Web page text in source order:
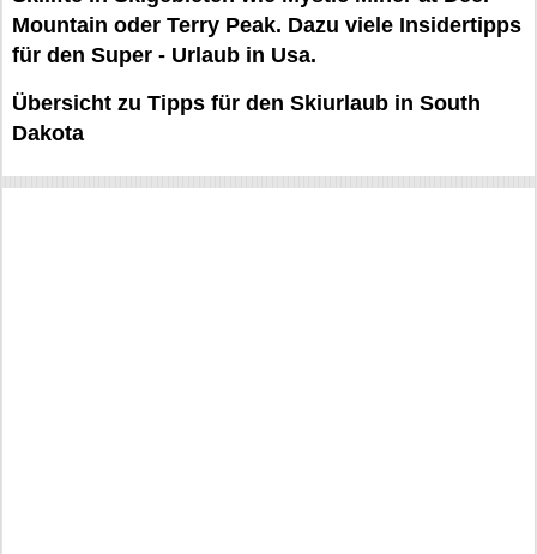
Mountain oder Terry Peak. Dazu viele Insidertipps
für den Super - Urlaub in Usa.
Übersicht zu Tipps für den Skiurlaub in South
Dakota